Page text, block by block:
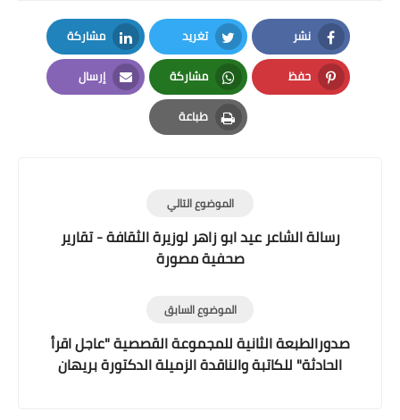
نشر
Facebook
تغريد
Twitter
مشاركة
LinkedIn
حفظ
Pinterest
مشاركة
Whatsapp
إرسال
Email
طباعة
Print
الموضوع التالي
رسالة الشاعر عيد ابو زاهر لوزيرة الثقافة - تقارير
صحفية مصورة
الموضوع السابق
صدورالطبعة الثانية للمجموعة القصصية "عاجل اقرأ
الحادثة" للكاتبة والناقدة الزميلة الدكتورة بريهان